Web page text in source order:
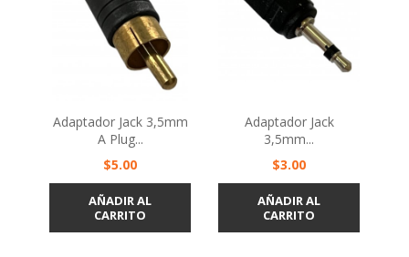
Adaptador Jack 3,5mm
A Plug...
Precio
$5.00
AÑADIR AL
CARRITO
Adaptador Jack
3,5mm...
Precio
$3.00
AÑADIR AL
CARRITO